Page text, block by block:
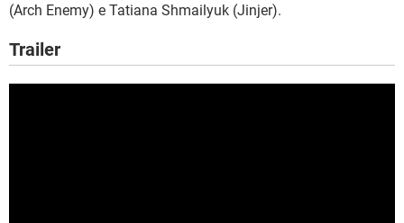
(Arch Enemy) e Tatiana Shmailyuk (Jinjer).
Trailer